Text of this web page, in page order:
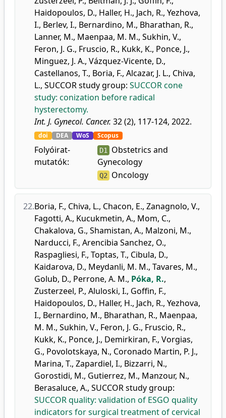
Haidopoulos, D., Haller, H., Jach, R., Yezhova,
I., Berlev, I., Bernardino, M., Bharathan, R.,
Lanner, M., Maenpaa, M. M., Sukhin, V.,
Feron, J. G., Fruscio, R., Kukk, K., Ponce, J.,
Minguez, J. A., Vázquez-Vicente, D.,
Castellanos, T., Boria, F., Alcazar, J. L., Chiva,
L., SUCCOR study group: SUCCOR cone
study: conization before radical
hysterectomy.
Int. J. Gynecol. Cancer. 32 (2), 117-124, 2022.
doi DEA WoS Scopus
Folyóirat-
mutatók:
D1
Obstetrics and
Gynecology
Q2 Oncology
22.Boria, F., Chiva, L., Chacon, E., Zanagnolo, V.,
Fagotti, A., Kucukmetin, A., Mom, C.,
Chakalova, G., Shamistan, A., Malzoni, M.,
Narducci, F., Arencibia Sanchez, O.,
Raspagliesi, F., Toptas, T., Cibula, D.,
Kaidarova, D., Meydanli, M. M., Tavares, M.,
Golub, D., Perrone, A. M., Póka, R.,
Zusterzeel, P., Aluloski, I., Goffin, F.,
Haidopoulos, D., Haller, H., Jach, R., Yezhova,
I., Bernardino, M., Bharathan, R., Maenpaa,
M. M., Sukhin, V., Feron, J. G., Fruscio, R.,
Kukk, K., Ponce, J., Demirkiran, F., Vorgias,
G., Povolotskaya, N., Coronado Martin, P. J.,
Marina, T., Zapardiel, I., Bizzarri, N.,
Gorostidi, M., Gutierrez, M., Manzour, N.,
Berasaluce, A., SUCCOR study group:
SUCCOR quality: validation of ESGO quality
indicators for surgical treatment of cervical